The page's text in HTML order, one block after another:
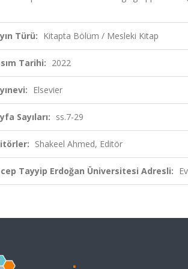
Türü: Kitapta Bölüm / Mesleki Kitap
Tarihi: 2022
Elsevier
Sayıları: ss.7-29
Shakeel Ahmed, Editör
Tayyip Erdoğan Üniversitesi Adresli: